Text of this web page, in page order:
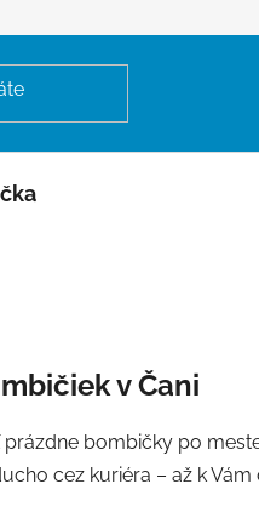
v Čani
bombičky po
cez kuriéra – až k